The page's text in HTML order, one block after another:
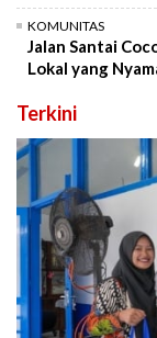
KOMUNITAS
Jalan Santai
Lokal yang
Terkini